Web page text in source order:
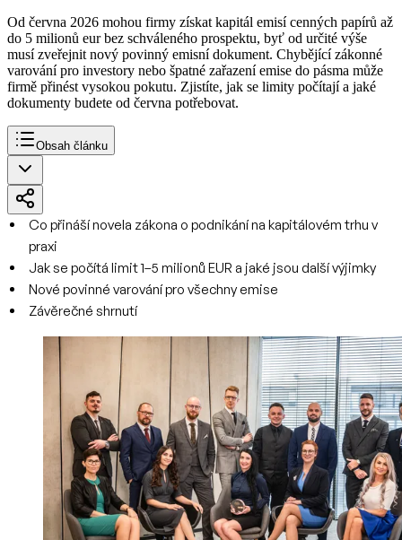
Od června 2026 mohou firmy získat kapitál emisí cenných papírů až
do 5 milionů eur bez schváleného prospektu, byť od určité výše
musí zveřejnit nový povinný emisní dokument. Chybějící zákonné
varování pro investory nebo špatné zařazení emise do pásma může
firmě přinést vysokou pokutu. Zjistíte, jak se limity počítají a jaké
dokumenty budete od června potřebovat.
Obsah článku
Co přináší novela zákona o podnikání na kapitálovém trhu v
praxi
Jak se počítá limit 1–5 milionů EUR a jaké jsou další výjimky
Nové povinné varování pro všechny emise
Závěrečné shrnutí